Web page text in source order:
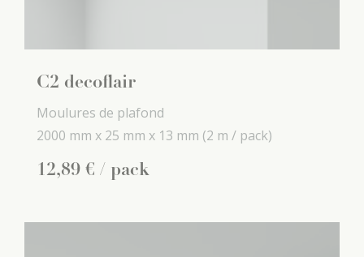
C2 decoflair
Moulures de plafond
2000 mm x 25 mm x 13 mm (2 m / pack)
12,89 € / pack